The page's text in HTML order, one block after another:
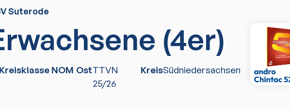
Suterode
(4er)
NOM OstTTVN
25/26
KreisSüdniedersachsen